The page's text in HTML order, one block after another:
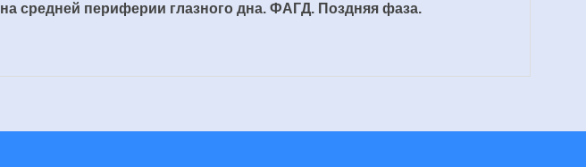
средней периферии глазного дна. ФАГД. Поздняя фаза.